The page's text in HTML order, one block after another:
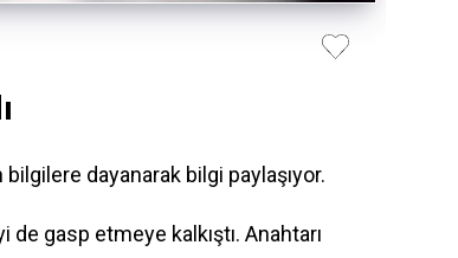
dayanarak bilgi paylaşıyor.
gasp etmeye kalkıştı. Anahtarı